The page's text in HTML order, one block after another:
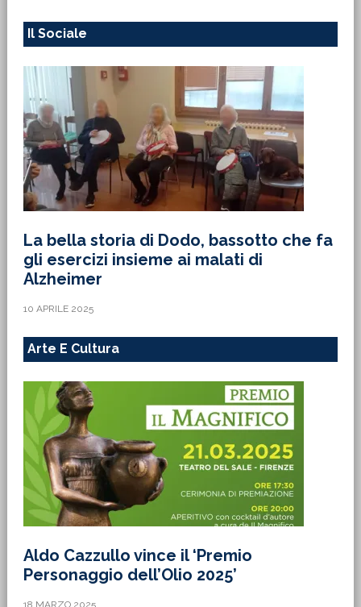
Il Sociale
La bella storia di Dodo, bassotto che fa
gli esercizi insieme ai malati di
Alzheimer
10 APRILE 2025
Arte E Cultura
Aldo Cazzullo vince il ‘Premio
Personaggio dell’Olio 2025’
18 MARZO 2025